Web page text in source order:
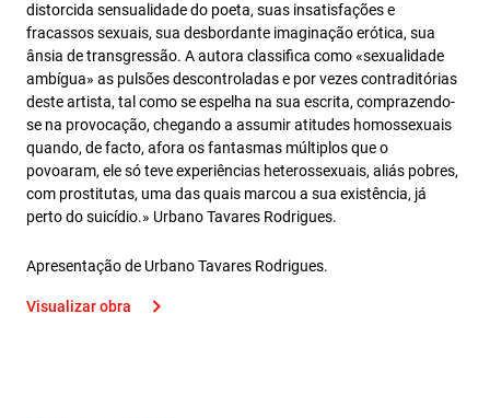
distorcida sensualidade do poeta, suas insatisfações e
fracassos sexuais, sua desbordante imaginação erótica, sua
ânsia de transgressão. A autora classifica como «sexualidade
ambígua» as pulsões descontroladas e por vezes contraditórias
deste artista, tal como se espelha na sua escrita, comprazendo-
se na provocação, chegando a assumir atitudes homossexuais
quando, de facto, afora os fantasmas múltiplos que o
povoaram, ele só teve experiências heterossexuais, aliás pobres,
com prostitutas, uma das quais marcou a sua existência, já
perto do suicídio.» Urbano Tavares Rodrigues.
Apresentação de Urbano Tavares Rodrigues.
Visualizar obra